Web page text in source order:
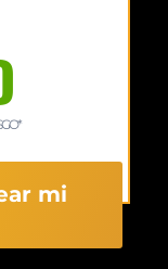
mi